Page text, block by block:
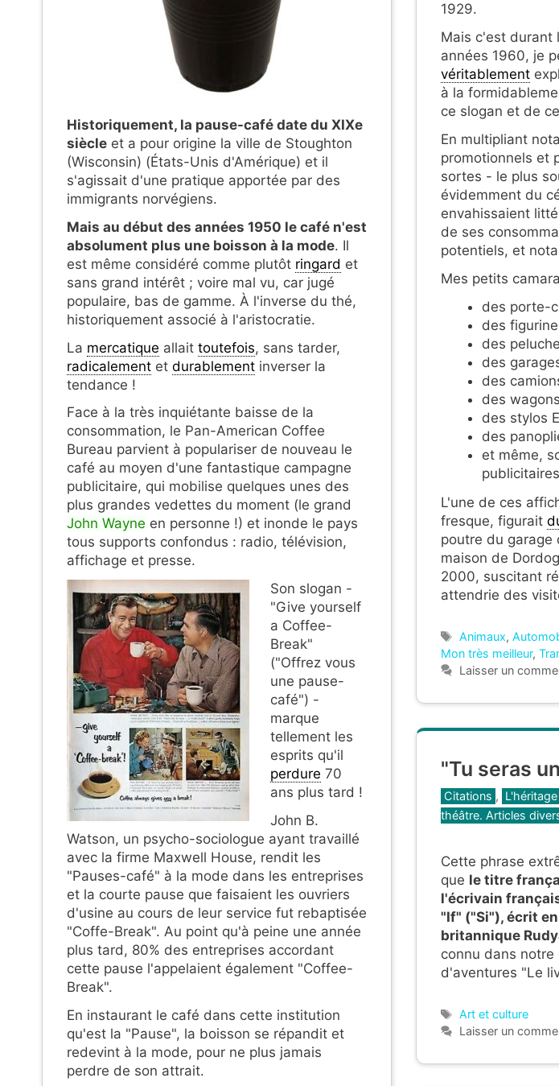
1929.
Mais c'est durant
années 1960, je
véritablement
à la
ce slogan et de
En multipliant
promotionnels et
sortes - le plus
évidemment du
envahissaient
de ses
potentiels, et
Mes petits
des porte-
des
des
des
des
des
des stylos
des
et même,
L'une de ces
fresque, figurait
poutre du garage
maison de
2000, suscitant
attendrie des
Étiquettes
Animaux,
Mon très meilleur,
Laisser un
Historiquement, la pause-café date du XIXe
siècle et a pour origine la ville de Stoughton
(Wisconsin) (États-Unis d'Amérique) et il
s'agissait d'une pratique apportée par des
immigrants norvégiens.
Mais au début des années 1950 le café n'est
absolument plus une boisson à la mode. Il
est même considéré comme plutôt ringard et
sans grand intérêt ; voire mal vu, car jugé
populaire, bas de gamme. À l'inverse du thé,
historiquement associé à l'aristocratie.
La mercatique allait toutefois, sans tarder,
radicalement et durablement inverser la
tendance !
Face à la très inquiétante baisse de la
consommation, le Pan-American Coffee
Bureau parvient à populariser de nouveau le
café au moyen d'une fantastique campagne
publicitaire, qui mobilise quelques unes des
plus grandes vedettes du moment (le grand
John Wayne en personne !) et inonde le pays
tous supports confondus : radio, télévision,
affichage et presse.
Son slogan -
"Give yourself
a Coffee-
Break"
("Offrez vous
une pause-
café") -
marque
tellement les
esprits qu'il
perdure 70
ans plus tard !
John B.
Watson, un psycho-sociologue ayant travaillé
avec la firme Maxwell House, rendit les
"Pauses-café" à la mode dans les entreprises
et la courte pause que faisaient les ouvriers
d'usine au cours de leur service fut rebaptisée
"Coffe-Break". Au point qu'à peine une année
plus tard, 80% des entreprises accordant
cette pause l'appelaient également "Coffee-
Break".
En instaurant le café dans cette institution
qu'est la "Pause", la boisson se répandit et
redevint à la mode, pour ne plus jamais
perdre de son attrait.
"Tu seras
Catégories
Citations ,
théâtre. Articles
Cette phrase
que le titre
l'écrivain
"If" ("Si"), écrit
britannique
connu dans notre
d'aventures "Le
Étiquettes
Art et culture
Laisser un